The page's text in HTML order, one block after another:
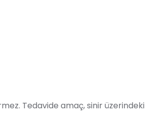
Tedavide amaç, sinir üzerindeki